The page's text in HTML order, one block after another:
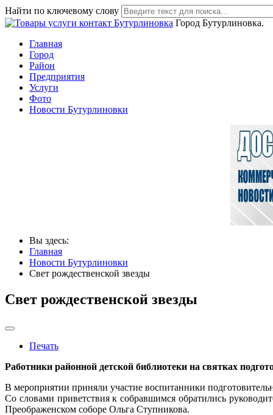
Найти по ключевому слову
Город Бутурлиновка.
Главная
Город
Район
Предприятия
Услуги
Фото
Новости Бутурлиновки
Вы здесь:
Главная
Новости Бутурлиновки
Свет рождественской звезды
Свет рождественской звезды
Печать
Работники районной детской библиотеки на святках
В мероприятии приняли участие воспитанники
Со словами приветствия к собравшимся обратились
Преображенском соборе Ольга Ступникова.